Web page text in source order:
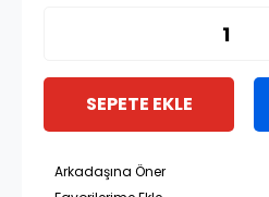
SEPETE EKLE
Arkadaşına Öner